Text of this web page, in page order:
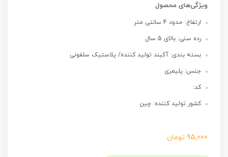
ویژگی‌های محصول
ارتفاع: حدود 4 سانتی متر
رده سنی: بالای 5 سال
بسته بندی: آکبند تولید کننده/ پلاستیک سلفونی
جنس: پلیمری
کد:
کشور تولید کننده: چین
95,000 تومان